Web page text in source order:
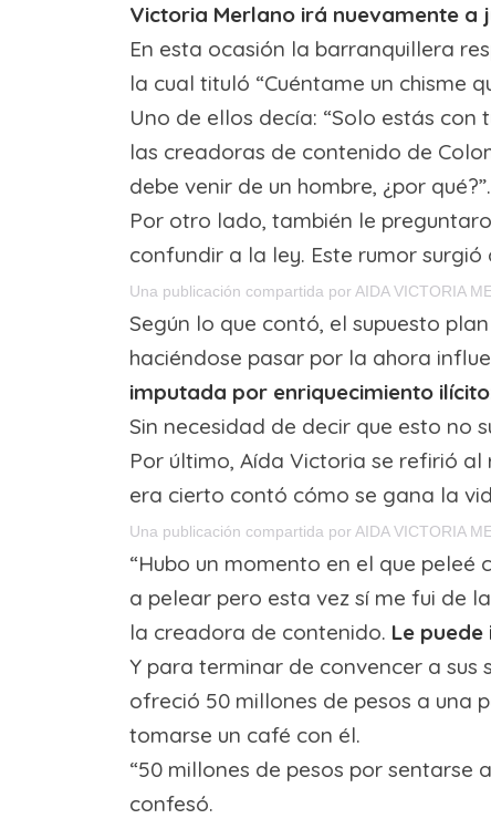
Victoria Merlano irá nuevamente a
En esta ocasión la barranquillera
la cual tituló “Cuéntame un chisme
Uno de ellos decía: “Solo estás
las creadoras de contenido de
debe venir de un hombre, ¿por qué?”.
Por otro lado, también le
confundir a la ley. Este rumor
Una publicación compartida por AIDA VICTORIA
Según lo que contó, el supuesto
haciéndose pasar por la ahora
imputada por enriquecimiento
Sin necesidad de decir que esto no
Por último, Aída Victoria se refirió
era cierto contó cómo se gana la
Una publicación compartida por AIDA VICTORIA
“Hubo un momento en el que peleé
a pelear pero esta vez sí me fui de
la creadora de contenido. Le
Y para terminar de convencer a sus
ofreció 50 millones de pesos a una
tomarse un café con él.
“50 millones de pesos por sentarse
confesó.